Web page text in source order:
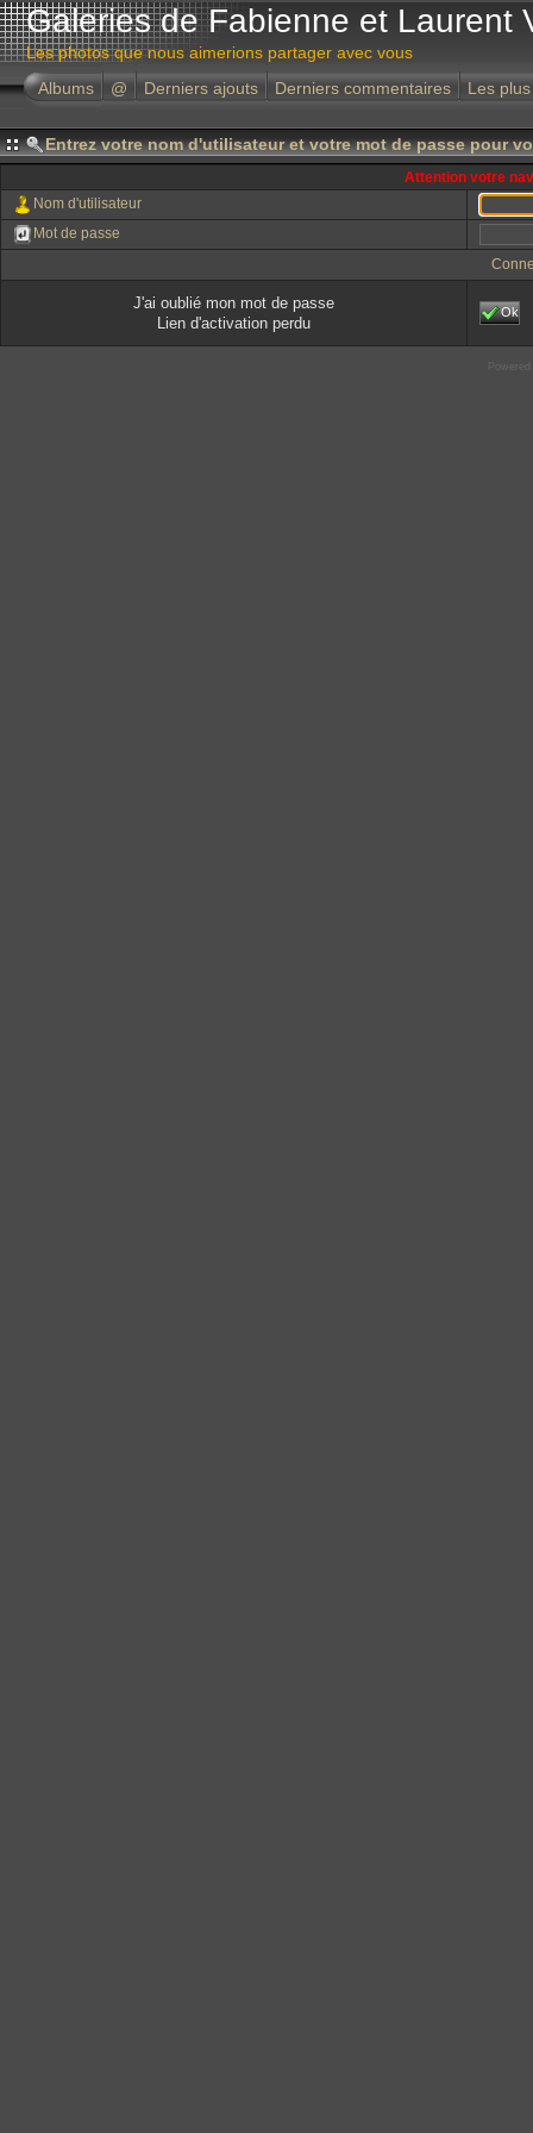
Galeries de Fabienne et Laurent
Les photos que nous aimerions partager avec vous
Albums
@ Derniers ajouts Derniers commentaires Les
Entrez votre nom d'utilisateur et votre mot de passe pour
Attention votre
Nom d'utilisateur
Mot de passe
J'ai oublié mon mot de passe
Lien d'activation perdu
Ok